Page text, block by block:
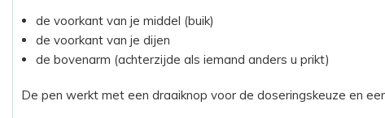
de voorkant van je middel (buik)
de voorkant van je dijen
de bovenarm (achterzijde als iemand anders u prikt)
De pen werkt met een draaiknop voor de doseringskeuze en